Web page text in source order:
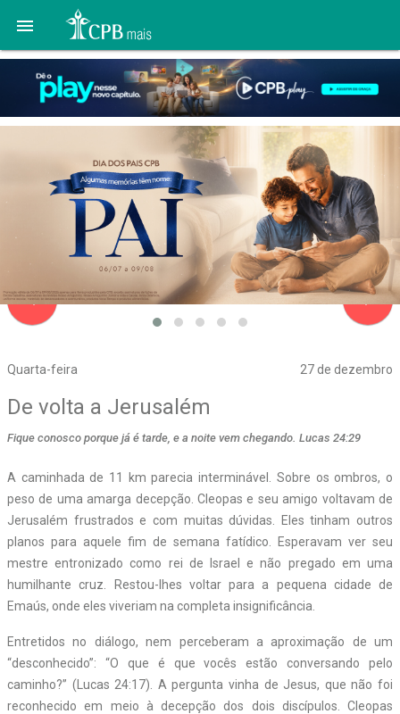

Quarta-feira 27 de dezembro
navigate_before
De volta a Jerusalém
Fique conosco porque já é tarde, e a noite vem chegando. Lucas 24:29
A caminhada de 11 km parecia interminável. Sobre os ombros, o
peso de uma amarga decepção. Cleopas e seu amigo voltavam de
Jerusalém frustrados e com muitas dúvidas. Eles tinham outros
planos para aquele fim de semana fatídico. Esperavam ver seu
mestre entronizado como rei de Israel e não pregado em uma
humilhante cruz. Restou-lhes voltar para a pequena cidade de
Emaús, onde eles viveriam na completa insignificância.
Entretidos no diálogo, nem perceberam a aproximação de um
“desconhecido”: “O que é que vocês estão conversando pelo
caminho?” (Lucas 24:17). A pergunta vinha de Jesus, que não foi
reconhecido em meio à decepção dos dois discípulos. Cleopas
navigate_next